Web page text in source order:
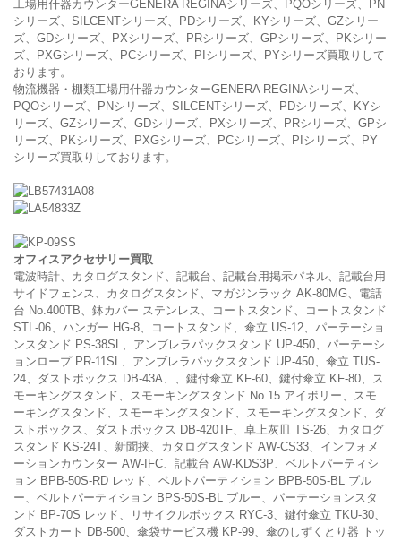
工場用什器カウンターGENERA REGINAシリーズ、PQOシリーズ、PN
シリーズ、SILCENTシリーズ、PDシリーズ、KYシリーズ、GZシリー
ズ、GDシリーズ、PXシリーズ、PRシリーズ、GPシリーズ、PKシリー
ズ、PXGシリーズ、PCシリーズ、PIシリーズ、PYシリーズ買取りして
おります。
物流機器・棚類工場用什器カウンターGENERA REGINAシリーズ、
PQOシリーズ、PNシリーズ、SILCENTシリーズ、PDシリーズ、KYシ
リーズ、GZシリーズ、GDシリーズ、PXシリーズ、PRシリーズ、GPシ
リーズ、PKシリーズ、PXGシリーズ、PCシリーズ、PIシリーズ、PY
シリーズ買取りしております。
オフィスアクセサリー買取
電波時計、カタログスタンド、記載台、記載台用掲示パネル、記載台用
サイドフェンス、カタログスタンド、マガジンラック AK-80MG、電話
台 No.400TB、鉢カバー ステンレス、コートスタンド、コートスタンド
STL-06、ハンガー HG-8、コートスタンド、傘立 US-12、パーテーショ
ンスタンド PS-38SL、アンブレラパックスタンド UP-450、パーテーシ
ョンロープ PR-11SL、アンブレラパックスタンド UP-450、傘立 TUS-
24、ダストボックス DB-43A、、鍵付傘立 KF-60、鍵付傘立 KF-80、ス
モーキングスタンド、スモーキングスタンド No.15 アイボリー、スモ
ーキングスタンド、スモーキングスタンド、スモーキングスタンド、ダ
ストボックス、ダストボックス DB-420TF、卓上灰皿 TS-26、カタログ
スタンド KS-24T、新聞挟、カタログスタンド AW-CS33、インフォメ
ーションカウンター AW-IFC、記載台 AW-KDS3P、ベルトパーティシ
ョン BPB-50S-RD レッド、ベルトパーティション BPB-50S-BL ブル
ー、ベルトパーティション BPS-50S-BL ブルー、パーテーションスタ
ンド BP-70S レッド、リサイクルボックス RYC-3、鍵付傘立 TKU-30、
ダストカート DB-500、傘袋サービス機 KP-99、傘のしずくとり器 トッ